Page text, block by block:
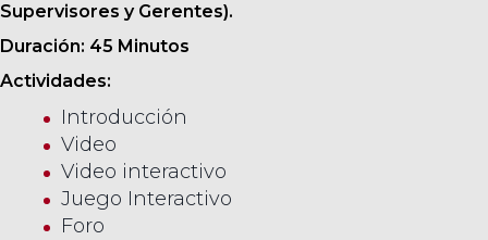
Supervisores y Gerentes).
Duración: 45 Minutos
Actividades:
Introducción
Video
Video interactivo
Juego Interactivo
Foro